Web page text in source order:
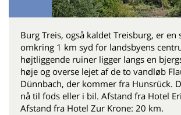
Burg Treis, også kaldet Treisburg, er en
omkring 1 km syd for landsbyens
højtliggende ruiner ligger langs en
høje og overse lejet af de to vandløb
Dünnbach, der kommer fra Hunsrück.
nå til fods eller i bil. Afstand fra Hotel
Afstand fra Hotel Zur Krone: 20 km.